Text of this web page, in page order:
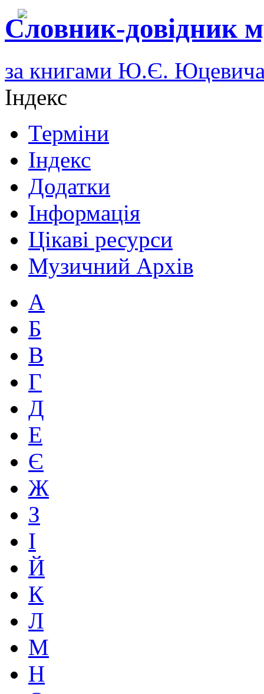
Словник-довідник
за книгами Ю.Є.
Індекс
Терміни
Індекс
Додатки
Інформація
Цікаві ресурси
Музичний Архів
А
Б
В
Г
Д
Е
Є
Ж
З
І
Й
К
Л
М
Н